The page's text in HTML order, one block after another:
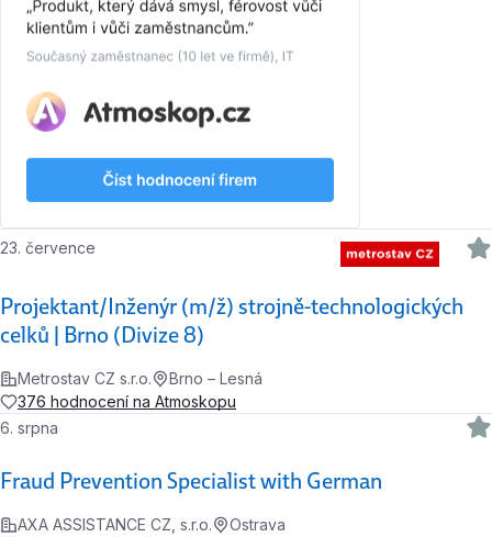
Projektant/Inženýr (m/ž) strojně-technologických
celků | Brno (Divize 8)
23. července
Metrostav CZ s.r.o.
Brno – Lesná
376 hodnocení na Atmoskopu
Fraud Prevention Specialist with German
6. srpna
AXA ASSISTANCE CZ, s.r.o.
Ostrava